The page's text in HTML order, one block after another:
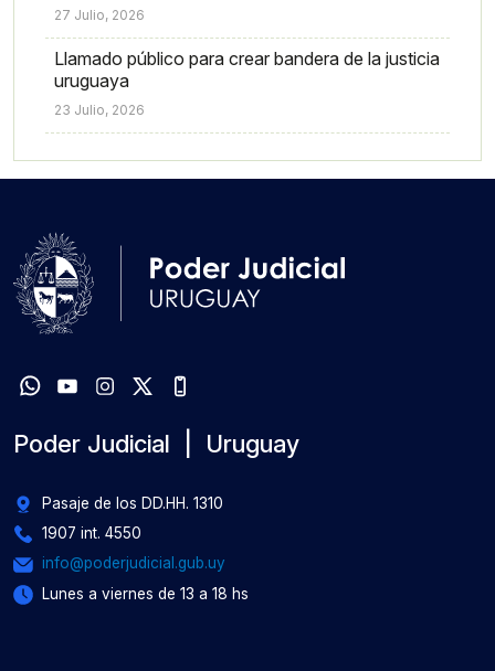
27 Julio, 2026
Llamado público para crear bandera de la justicia
uruguaya
23 Julio, 2026
Poder Judicial | Uruguay
Pasaje de los DD.HH. 1310
1907 int. 4550
info@poderjudicial.gub.uy
Lunes a viernes de 13 a 18 hs